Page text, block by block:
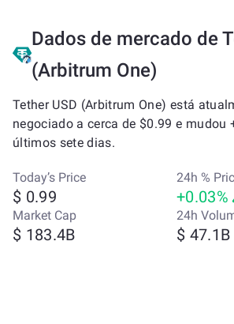
Dados de mercado de
(Arbitrum One)
Tether USD (Arbitrum One) está
negociado a cerca de $0.99 e mudou
últimos sete dias.
Today’s Price
$ 0.99
24h %
+0.03%
Market Cap
$ 183.4B
24h
$ 47.1B